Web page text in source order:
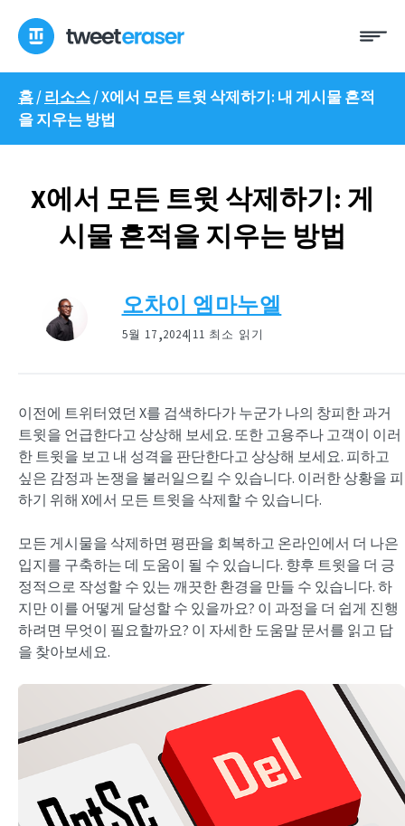
로
뛰
메
홈/리소스/X에서 모든 트윗 삭제하기: 내 게시물 흔적
을 지우는 방법
X에서 모든 트윗 삭제하기: 게
시물 흔적을 지우는 방법
오차이 엠마누엘
5월 17,2024| 11 최소 읽기
이전에 트위터였던 X를 검색하다가 누군가 나의 창피한 과거
트윗을 언급한다고 상상해 보세요. 또한 고용주나 고객이 이러
한 트윗을 보고 내 성격을 판단한다고 상상해 보세요. 피하고
싶은 감정과 논쟁을 불러일으킬 수 있습니다. 이러한 상황을 피
하기 위해 X에서 모든 트윗을 삭제할 수 있습니다.
모든 게시물을 삭제하면 평판을 회복하고 온라인에서 더 나은
입지를 구축하는 데 도움이 될 수 있습니다. 향후 트윗을 더 긍
정적으로 작성할 수 있는 깨끗한 환경을 만들 수 있습니다. 하
지만 이를 어떻게 달성할 수 있을까요? 이 과정을 더 쉽게 진행
하려면 무엇이 필요할까요? 이 자세한 도움말 문서를 읽고 답
을 찾아보세요.